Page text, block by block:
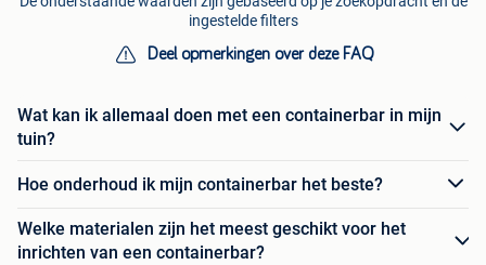
ingestelde filters
Deel opmerkingen over deze FAQ
Wat kan ik allemaal doen met een containerbar in mijn
tuin?
Hoe onderhoud ik mijn containerbar het beste?
Welke materialen zijn het meest geschikt voor het
inrichten van een containerbar?